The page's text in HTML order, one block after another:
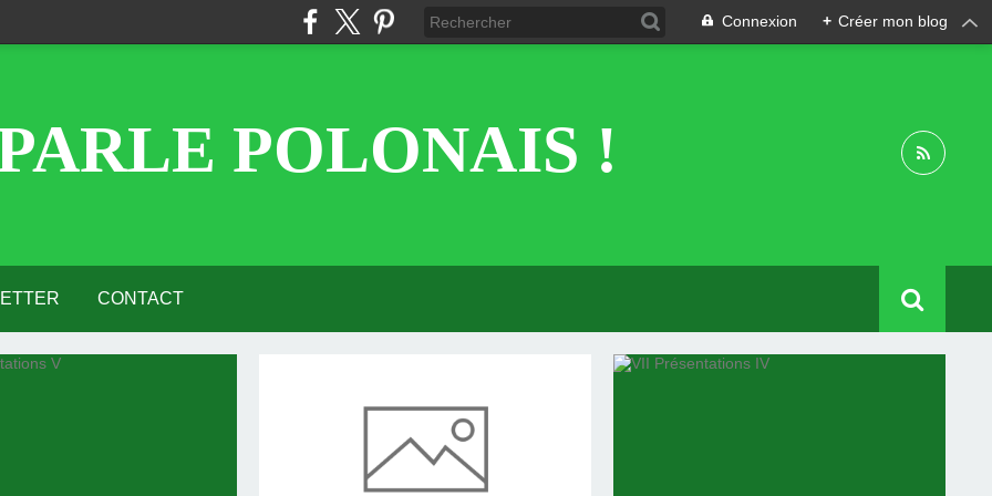
Connexion + Créer mon blog
POLONAIS !
CONTACT